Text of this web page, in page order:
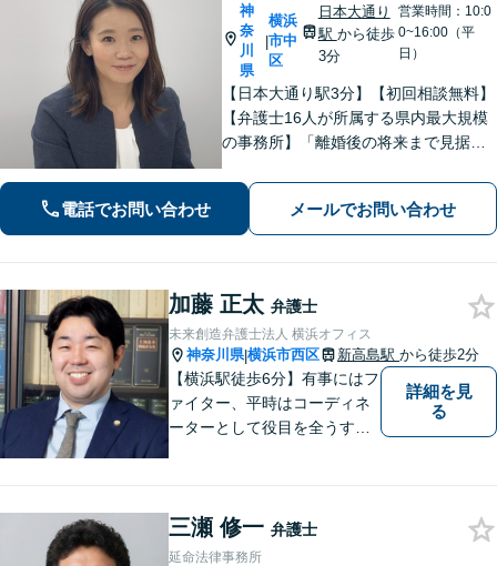
神
奈
川
県
|
横浜
市中
区
日本大通り
駅 から徒歩
3分
営業時間：10:0
0~16:00（平
日）
【日本大通り駅3分】【初回相談無料】
【弁護士16人が所属する県内最大規模
の事務所】「離婚後の将来まで見据え
適な解決策を見つけましょう」「幅広
い相続問題に対応する豊富な実績」
「相続登記義務化に対応」【WEB面談
対応】
電話でお問い合わせ メールでお問い合わせ
加藤 正太 弁護士
未来創造弁護士法人 横浜オフィス
神奈川県|横浜市西区 新高島駅 から徒歩2分
【横浜駅徒歩6分】有事にはフ
ァイター、平時はコーディネ
ーターとして役目を全うする
します。【独占禁止法・下請
法の著書執筆】
詳細を見
る
三瀬 修一 弁護士
延命法律事務所